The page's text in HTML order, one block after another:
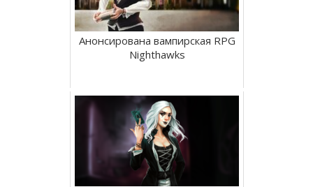
Анонсирована вампирская RPG
Nighthawks